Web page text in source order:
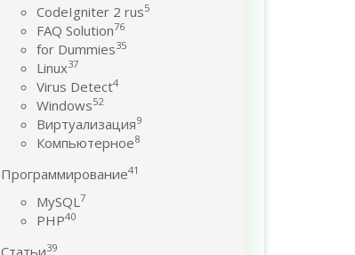
CodeIgniter 2 rus5
FAQ Solution76
for Dummies35
Linux37
Virus Detect4
Windows52
Виртуализация9
Компьютерное8
Программирование41
MySQL7
PHP40
Статьи39